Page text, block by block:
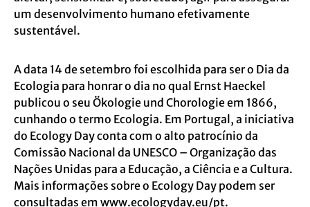
um desenvolvimento humano efetivamente
sustentável.
A data 14 de setembro foi escolhida para ser o Dia da
Ecologia para honrar o dia no qual Ernst Haeckel
publicou o seu Ökologie und Chorologie em 1866,
cunhando o termo Ecologia. Em Portugal, a iniciativa
do Ecology Day conta com o alto patrocínio da
Comissão Nacional da UNESCO – Organização das
Nações Unidas para a Educação, a Ciência e a Cultura.
Mais informações sobre o Ecology Day podem ser
consultadas em www.ecologyday.eu/pt.